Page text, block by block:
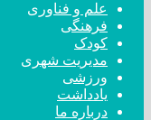
علم و فناوری
فرهنگی
کودک
مدیریت شهری
ورزشی
یادداشت
درباره ما